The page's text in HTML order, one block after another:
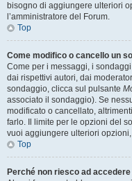
bisogno di aggiungere ulteriori
l’amministratore del Forum.
Top
Come modifico o cancello un
Come per i messaggi, i
dai rispettivi autori, dai
sondaggio, clicca sul pulsante
associato il sondaggio). Se
modificato o cancellato,
farlo. Il limite per le opzioni del
vuoi aggiungere ulteriori
Top
Perché non riesco ad